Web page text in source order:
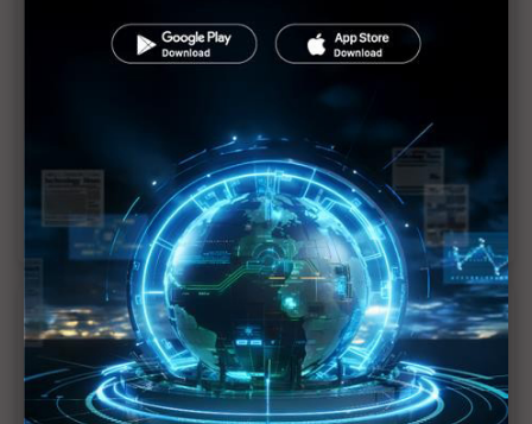
評析：中美聲明釋融冰訊號 仍暗藏角力伏筆
美中關稅大降115%演哪齣 黃崇仁：美中互讓找下
台階、半導體關稅難上路
中美瑞士談判結果出爐 同意大幅降低關稅90天
近７天熱門報導
MLCC訂單過熱、出貨比創高 村田示警全球AI基
建熱潮將趨緩